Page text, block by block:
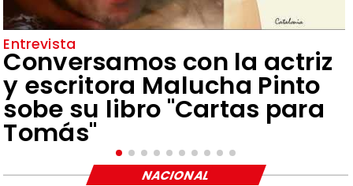
Entrevista
Conversamos con la actriz
y escritora Malucha Pinto
sobe su libro "Cartas para
Tomás"
NACIONAL